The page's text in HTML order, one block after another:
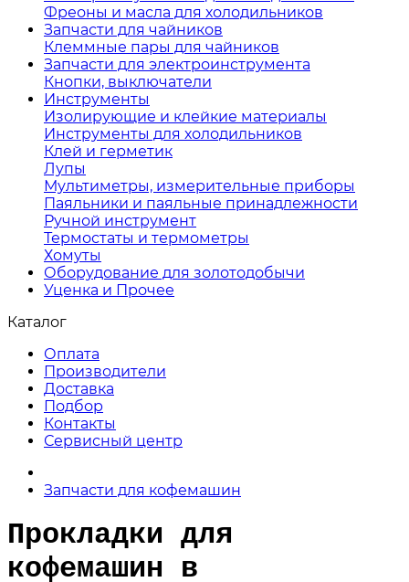
Фреоны и масла для холодильников
Запчасти для чайников
Клеммные пары для чайников
Запчасти для электроинструмента
Кнопки, выключатели
Инструменты
Изолирующие и клейкие материалы
Инструменты для холодильников
Клей и герметик
Лупы
Мультиметры, измерительные приборы
Паяльники и паяльные принадлежности
Ручной инструмент
Термостаты и термометры
Хомуты
Оборудование для золотодобычи
Уценка и Прочее
Каталог
Оплата
Производители
Доставка
Подбор
Контакты
Сервисный центр
Запчасти для кофемашин
Прокладки для
кофемашин в